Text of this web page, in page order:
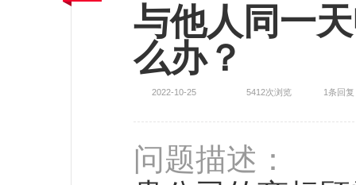
与他人同一
么办？
2022-10-25 5412次浏览 1条回复
问题描述：